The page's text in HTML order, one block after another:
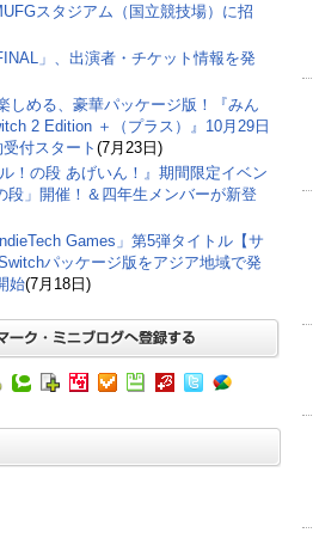
スタジアム（国立競技場）に招
」、出演者・チケット情報を発
しめる、豪華パッケージ版！『みん
2 Edition ＋（プラス）』10月29日
付スタート(7月23日)
！の段 あげいん！』期間限定イベン
段」開催！＆四年生メンバーが新登
Games」第5弾タイトル【サ
パッケージ版をアジア地域で発
始(7月18日)